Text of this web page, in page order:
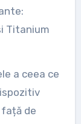
Titanium
a ceea ce
de